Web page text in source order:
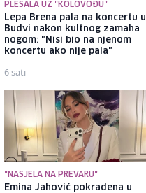
PLESALA UZ "KOLOVOĐU"
Lepa Brena pala na koncertu u
Budvi nakon kultnog zamaha
nogom: "Nisi bio na njenom
koncertu ako nije pala"
6 sati
"NASJELA NA PREVARU"
Emina Jahović pokradena u